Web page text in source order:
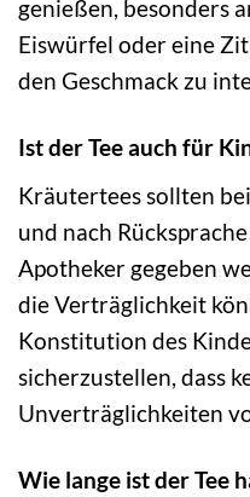
genießen, besonders
Eiswürfel oder eine
den Geschmack zu
Ist der Tee auch für
Kräutertees sollten
und nach
Apotheker gegeben
die Verträglichkeit
Konstitution des
sicherzustellen, dass
Unverträglichkeiten
Wie lange ist der Tee